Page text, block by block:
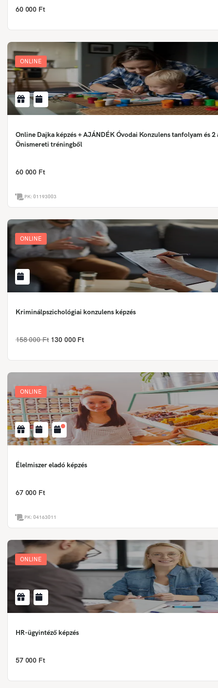
60 000 Ft
ONLINE
Online Dajka képzés + AJÁNDÉK Óvodai Konzulens tanfolyam és 2
Önismereti tréningből
60 000 Ft
PK:01193003
ONLINE
Kriminálpszichológiai konzulens képzés
158 000 Ft 130 000 Ft
ONLINE
Élelmiszer eladó képzés
67 000 Ft
PK:04163011
ONLINE
HR-ügyintéző képzés
57 000 Ft